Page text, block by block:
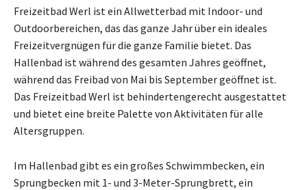
Freizeitbad Werl ist ein Allwetterbad mit Indoor- und
Outdoorbereichen, das das ganze Jahr über ein ideales
Freizeitvergnügen für die ganze Familie bietet. Das
Hallenbad ist während des gesamten Jahres geöffnet,
während das Freibad von Mai bis September geöffnet ist.
Das Freizeitbad Werl ist behindertengerecht ausgestattet
und bietet eine breite Palette von Aktivitäten für alle
Altersgruppen.
Im Hallenbad gibt es ein großes Schwimmbecken, ein
Sprungbecken mit 1- und 3-Meter-Sprungbrett, ein